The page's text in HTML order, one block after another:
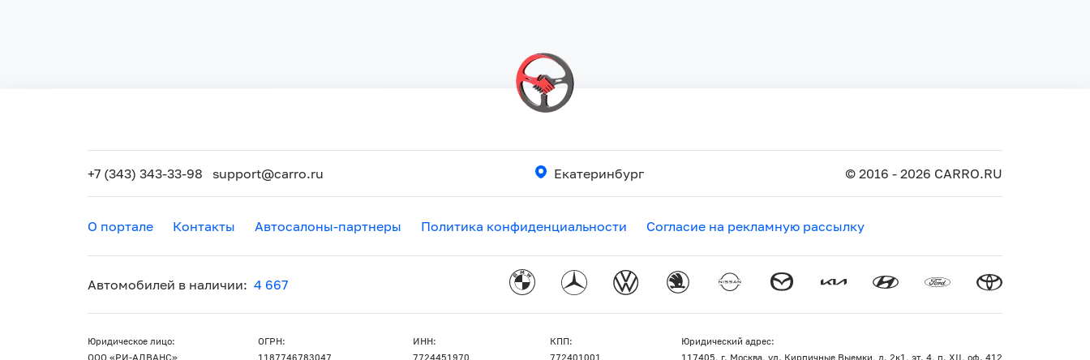
+7 (343) 343-33-98 support@carro.ru Екатеринбург © 2016 - 2026 CARRO.RU
О портале Контакты Автосалоны-партнеры Политика конфиденциальности Согласие на рекламную рассылку
Автомобилей в наличии: 4 667
Юридическое лицо:
ООО «РИ-АДВАНС»
ОГРН:
1187746783047
ИНН:
7724451970
КПП:
772401001
Юридический адрес:
117405, г. Москва, ул. Кирпичные Выемки, д. 2к1, эт. 4, п. XII, оф. 412